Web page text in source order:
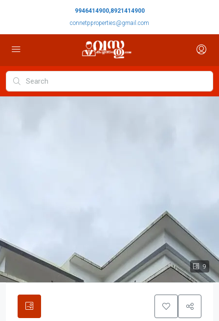
9946414900,8921414900
connetpproperties@gmail.com
9